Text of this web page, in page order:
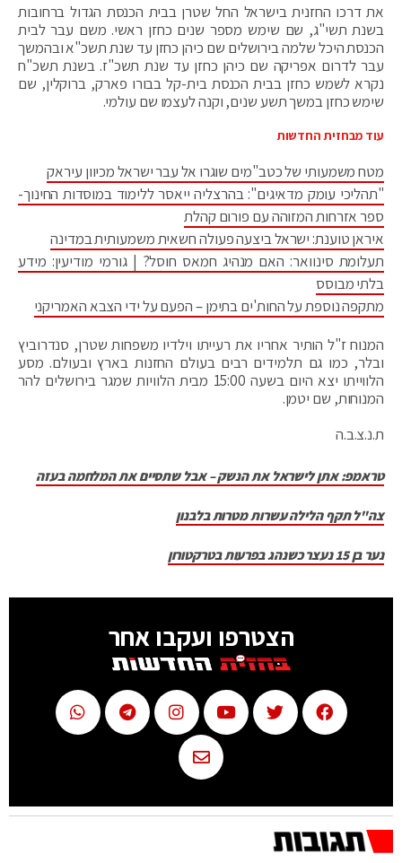
את דרכו החזנית בישראל החל שטרן בבית הכנסת הגדול ברחובות
בשנת תשי"ג, שם שימש מספר שנים כחזן ראשי. משם עבר לבית
הכנסת היכל שלמה בירושלים שם כיהן כחזן עד שנת תשכ"א ובהמשך
עבר לדרום אפריקה שם כיהן כחזן עד שנת תשכ"ז. בשנת תשכ"ח
נקרא לשמש כחזן בבית הכנסת בית-קל בבורו פארק, ברוקלין, שם
שימש כחזן במשך תשע שנים, וקנה לעצמו שם עולמי.
עוד מבחזית החדשות
מטח משמעותי של כטב"מים שוגרו אל עבר ישראל מכיוון עיראק
"תהליכי עומק מדאיגים": בהרצליה ייאסר ללימוד במוסדות החינוך-
ספר אזרחות המזוהה עם פורום קהלת
איראן טוענת: ישראל ביצעה פעולה חשאית משמעותית במדינה
תעלומת סינוואר: האם מנהיג חמאס חוסל? | גורמי מודיעין: מידע
בלתי מבוסס
מתקפה נוספת על החות'ים בתימן – הפעם על ידי הצבא האמריקני
המנוח ז"ל הותיר אחריו את רעייתו וילדיו משפחות שטרן, סנדרוביץ
ובלר, כמו גם תלמידים רבים בעולם החזנות בארץ ובעולם. מסע
הלווייתו יצא היום בשעה 15:00 מבית הלוויות שמגר בירושלים להר
המנוחות, שם יטמן.
ת.נ.צ.ב.ה
טראמפ: אתן לישראל את הנשק – אבל שתסיים את המלחמה בעזה
צה"ל תקף הלילה עשרות מטרות בלבנון
נער בן 15 נעצר כשנהג בפרעות בטרקטורון
הצטרפו ועקבו אחר